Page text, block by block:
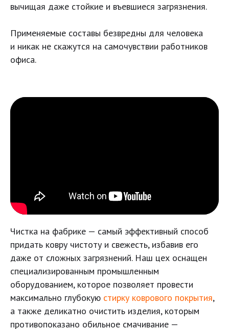
вычищая даже стойкие и въевшиеся загрязнения.
Применяемые составы безвредны для человека
и никак не скажутся на самочувствии работников
офиса.
Чистка на фабрике — самый эффективный способ
придать ковру чистоту и свежесть, избавив его
даже от сложных загрязнений. Наш цех оснащен
специализированным промышленным
оборудованием, которое позволяет провести
максимально глубокую стирку коврового покрытия,
а также деликатно очистить изделия, которым
противопоказано обильное смачивание —